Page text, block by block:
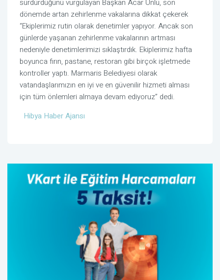
sürdürdüğünü vurgulayan Başkan Acar Ünlü, son
dönemde artan zehirlenme vakalarına dikkat çekerek
“Ekiplerimiz rutin olarak denetimler yapıyor. Ancak son
günlerde yaşanan zehirlenme vakalarının artması
nedeniyle denetimlerimizi sıklaştırdık. Ekiplerimiz hafta
boyunca fırın, pastane, restoran gibi birçok işletmede
kontroller yaptı. Marmaris Belediyesi olarak
vatandaşlarımızın en iyi ve en güvenilir hizmeti alması
için tüm önlemleri almaya devam ediyoruz” dedi.
Hibya Haber Ajansı